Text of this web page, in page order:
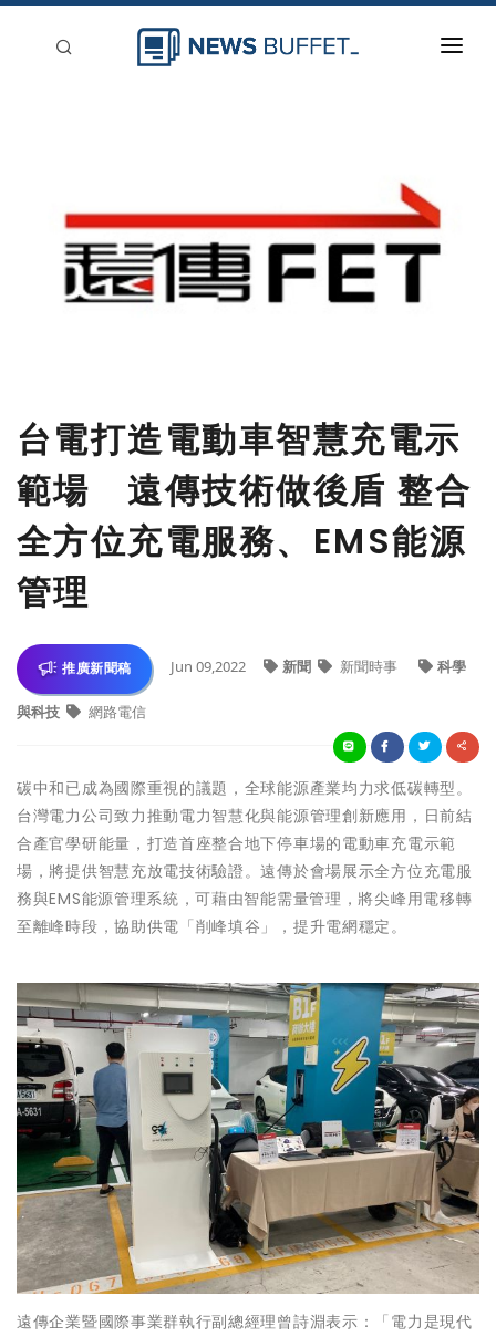
台電打造電動車智慧充電示
範場 遠傳技術做後盾 整合
全方位充電服務、EMS能源
管理
推廣新聞稿 Jun 09,2022 新聞 新聞時事 科學
與科技 網路電信
碳中和已成為國際重視的議題，全球能源產業均力求低碳轉型。
台灣電力公司致力推動電力智慧化與能源管理創新應用，日前結
合產官學研能量，打造首座整合地下停車場的電動車充電示範
場，將提供智慧充放電技術驗證。遠傳於會場展示全方位充電服
務與EMS能源管理系統，可藉由智能需量管理，將尖峰用電移轉
至離峰時段，協助供電「削峰填谷」，提升電網穩定。
遠傳企業暨國際事業群執行副總經理曾詩淵表示：「電力是現代